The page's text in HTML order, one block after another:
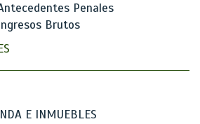
Penales
Brutos
E INMUEBLES